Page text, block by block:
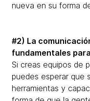
nueva en su forma
#2) La
fundamentales
Si creas equipos de
puedes esperar que
herramientas y